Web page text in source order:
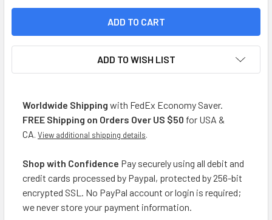
ADD TO WISH LIST
Worldwide Shipping with FedEx Economy Saver.
FREE Shipping on Orders Over US $50 for USA &
CA. View additional shipping details.
Shop with Confidence Pay securely using all debit and
credit cards processed by Paypal, protected by 256-bit
encrypted SSL. No PayPal account or login is required;
we never store your payment information.